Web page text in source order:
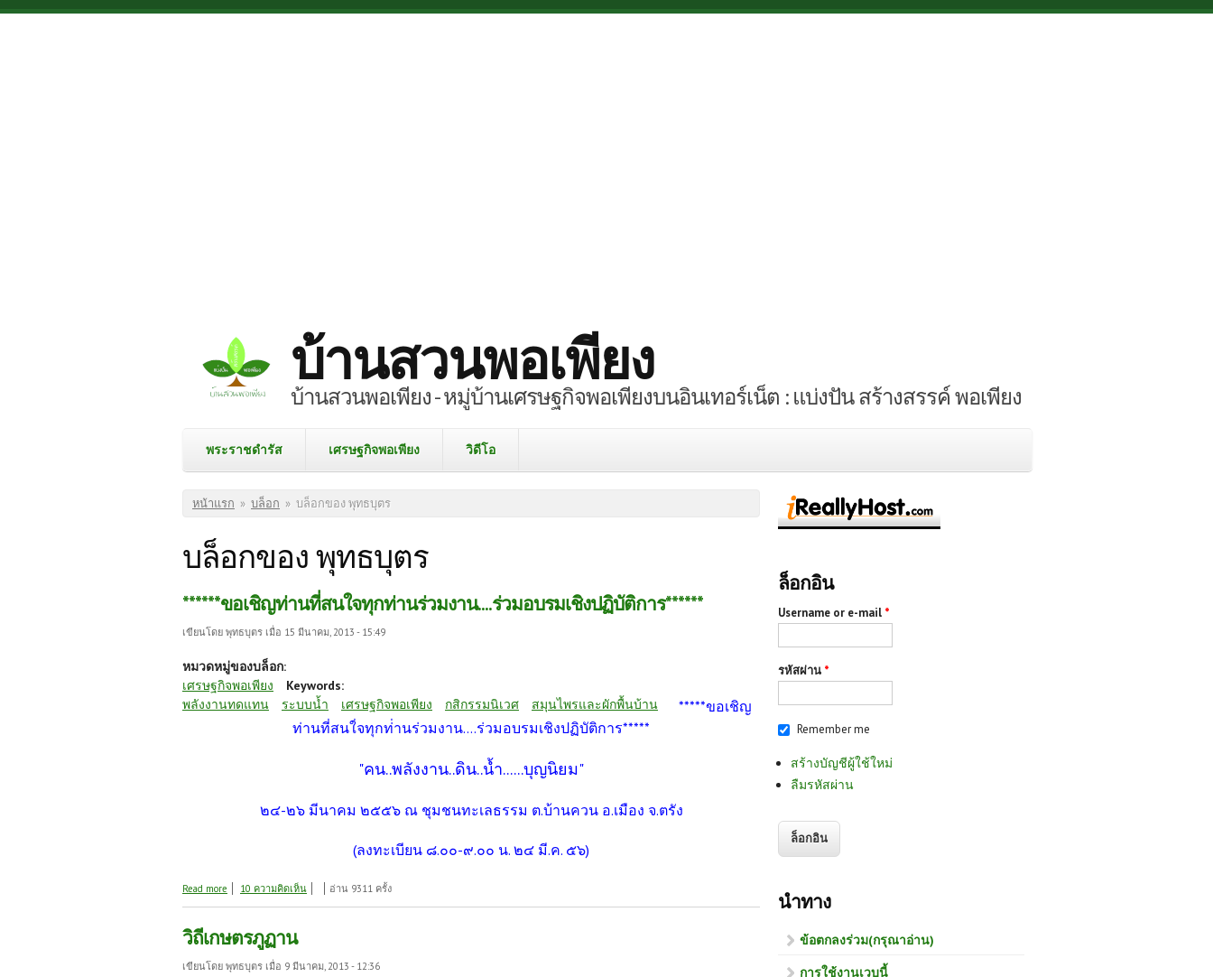
Skip to main content
บ้านสวนพอเพียง
บ้านสวนพอเพียง - หมู่บ้านเศรษฐกิจพอเพียงบนอินเทอร์เน็ต : แบ่งปัน สร้างสรรค์ พอเพียง
พระราชดำรัส เศรษฐกิจพอเพียง วิดีโอ
คุณอยู่ที่นี่
หน้าแรก » บล็อก » บล็อกของ พุทธบุตร
บล็อกของ พุทธบุตร
******ขอเชิญท่านที่สนใจทุกท่านร่วมงาน....ร่วมอบรมเชิงปฏิบัติการ******
เขียนโดย พุทธบุตร เมื่อ 15 มีนาคม, 2013 - 15:49
หมวดหมู่ของบล็อก:
เศรษฐกิจพอเพียง
Keywords:
พลังงานทดแทน
ระบบน้ำ เศรษฐกิจพอเพียง กสิกรรมนิเวศ สมุนไพรและผักพื้นบ้าน
*****ขอเชิญ
ท่านที่สนใ่จทุกท่่านร่วมงาน....ร่วมอบรมเชิงปฏิบัติการ*****
"คน..พลังงาน..ดิน..น้ำ......บุญนิยม"
๒๔-๒๖ มีนาคม ๒๕๕๖ ณ ชุมชนทะเลธรรม ต.บ้านควน อ.เมือง จ.ตรัง
(ลงทะเบียน ๘.๐๐-๙.๐๐ น. ๒๔ มี.ค. ๕๖)
Read more about ******ขอเชิญท่านที่สนใจทุกท่านร่วมงาน....ร่วมอบรมเชิงปฏิบัติการ******
10 ความคิดเห็น อ่าน 9311 ครั้ง
วิถีเกษตรภูฏาน
เขียนโดย พุทธบุตร เมื่อ 9 มีนาคม, 2013 - 12:36
ล็อกอิน
Username or e-mail *
รหัสผ่าน *
Remember me
สร้างบัญชีผู้ใช้ใหม่
ลืมรหัสผ่าน
นำทาง
ข้อตกลงร่วม(กรุณาอ่าน)
การใช้งานเวบนี้